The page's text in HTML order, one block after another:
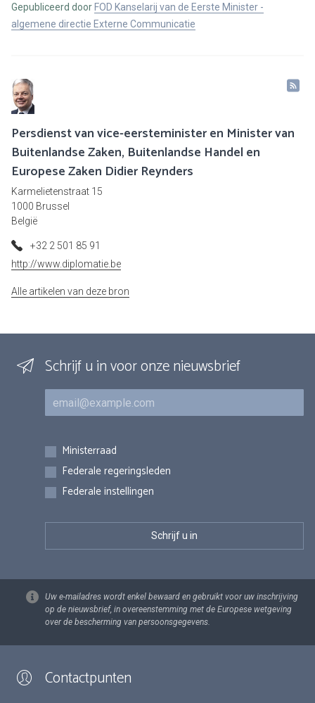
Gepubliceerd door FOD Kanselarij van de Eerste Minister -
algemene directie Externe Communicatie
Persdienst van vice-eersteminister en Minister van
Buitenlandse Zaken, Buitenlandse Handel en
Europese Zaken Didier Reynders
Karmelietenstraat 15
1000 Brussel
België
+32 2 501 85 91
http://www.diplomatie.be
Alle artikelen van deze bron
Schrijf u in voor onze nieuwsbrief
E-mail
Inschrijvingen
Ministerraad
Federale regeringsleden
Federale instellingen
Uw e-mailadres wordt enkel bewaard en gebruikt voor uw inschrijving
op de nieuwsbrief, in overeenstemming met de Europese wetgeving
over de bescherming van persoonsgegevens.
Contactpunten